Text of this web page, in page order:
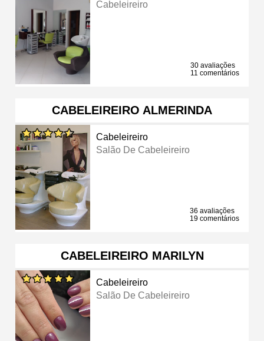
Cabeleireiro
30 avaliações
11 comentários
CABELEIREIRO ALMERINDA
Cabeleireiro
Salão De Cabeleireiro
36 avaliações
19 comentários
CABELEIREIRO MARILYN
Cabeleireiro
Salão De Cabeleireiro